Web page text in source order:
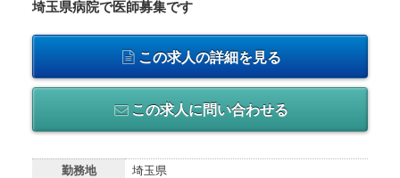
埼玉県病院で医師募集です
この求人の詳細を見る
この求人に問い合わせる
勤務地 埼玉県